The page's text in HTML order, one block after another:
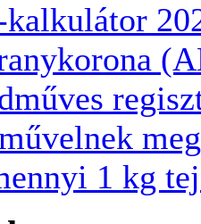
kalkulátor
1 kg